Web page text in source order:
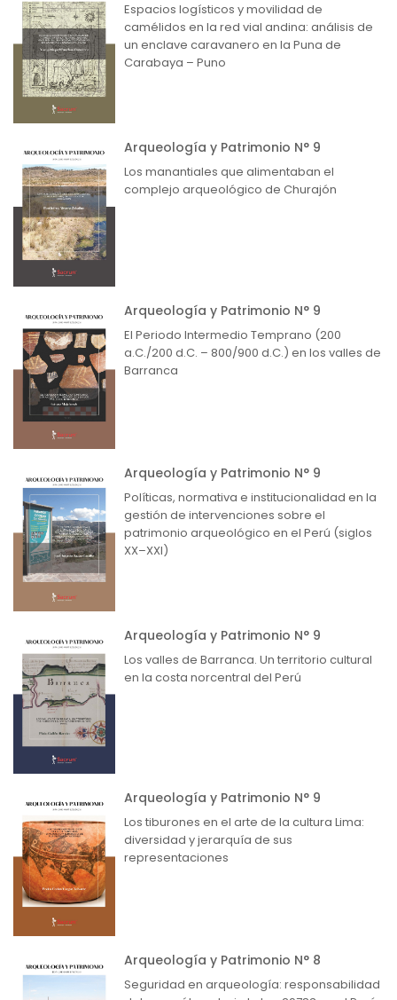
Espacios logísticos y movilidad de
camélidos en la red vial andina: análisis de
un enclave caravanero en la Puna de
Carabaya – Puno
Arqueología y Patrimonio N° 9
Los manantiales que alimentaban el
complejo arqueológico de Churajón
Arqueología y Patrimonio N° 9
El Periodo Intermedio Temprano (200
a.C./200 d.C. – 800/900 d.C.) en los valles de
Barranca
Arqueología y Patrimonio N° 9
Políticas, normativa e institucionalidad en la
gestión de intervenciones sobre el
patrimonio arqueológico en el Perú (siglos
XX–XXI)
Arqueología y Patrimonio N° 9
Los valles de Barranca. Un territorio cultural
en la costa norcentral del Perú
Arqueología y Patrimonio N° 9
Los tiburones en el arte de la cultura Lima:
diversidad y jerarquía de sus
representaciones
Arqueología y Patrimonio N° 8
Seguridad en arqueología: responsabilidad